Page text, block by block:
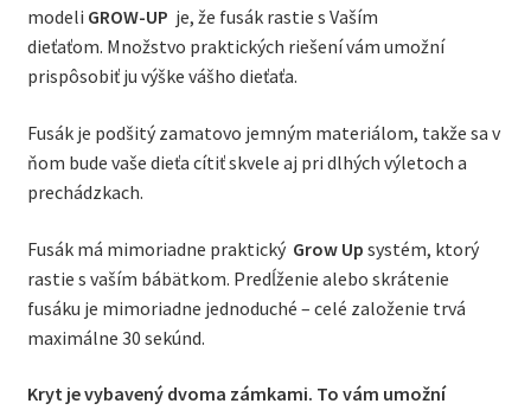
modeli GROW-UP je, že fusák rastie s Vaším
dieťaťom. Množstvo praktických riešení vám umožní
prispôsobiť ju výške vášho dieťaťa.
Fusák je podšitý zamatovo jemným materiálom, takže sa v
ňom bude vaše dieťa cítiť skvele aj pri dlhých výletoch a
prechádzkach.
Fusák má mimoriadne praktický Grow Up systém, ktorý
rastie s vaším bábätkom. Predĺženie alebo skrátenie
fusáku je mimoriadne jednoduché – celé založenie trvá
maximálne 30 sekúnd.
Kryt je vybavený dvoma zámkami. To vám umožní